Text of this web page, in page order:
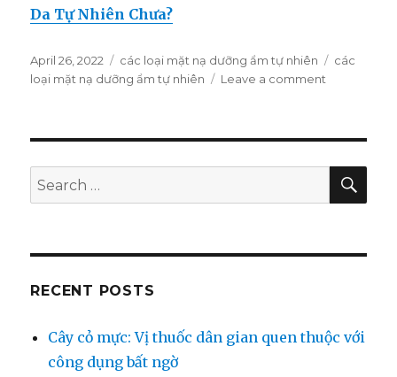
Da Tự Nhiên Chưa?
Posted
on
April 26, 2022 Categories
các loại mặt nạ dưỡng ẩm tự nhiên Tags
các
loại mặt nạ dưỡng ẩm tự nhiên
Leave a comment
Dưỡng
Ẩm
Biến
Search
for:
RECENT POSTS
Cây cỏ mực: Vị thuốc dân gian quen thuộc với
công dụng bất ngờ